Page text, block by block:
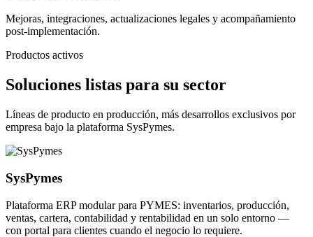
Mejoras, integraciones, actualizaciones legales y acompañamiento
post-implementación.
Productos activos
Soluciones listas para su sector
Líneas de producto en producción, más desarrollos exclusivos por
empresa bajo la plataforma SysPymes.
SysPymes
Plataforma ERP modular para PYMES: inventarios, producción,
ventas, cartera, contabilidad y rentabilidad en un solo entorno —
con portal para clientes cuando el negocio lo requiere.